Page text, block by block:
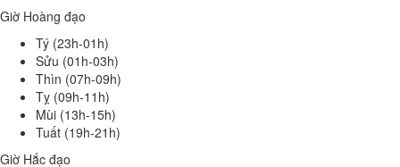
Giờ Hoàng đạo
Tý (23h-01h)
Sửu (01h-03h)
Thìn (07h-09h)
Tỵ (09h-11h)
Mùi (13h-15h)
Tuất (19h-21h)
Giờ Hắc đạo